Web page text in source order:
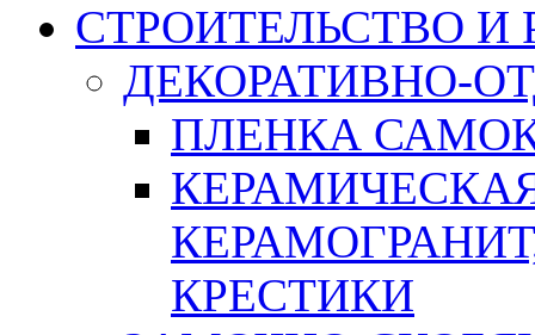
СТРОИТЕЛЬСТВО И
ДЕКОРАТИВНО-
ПЛЕНКА
КРЕСТИКИ